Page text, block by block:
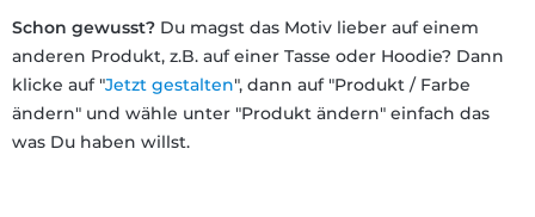
Umtauschrecht
Rückgaberecht
Schon gewusst? Du magst das Motiv lieber auf einem
anderen Produkt, z.B. auf einer Tasse oder Hoodie? Dann
klicke auf "Jetzt gestalten", dann auf "Produkt / Farbe
ändern" und wähle unter "Produkt ändern" einfach das
was Du haben willst.